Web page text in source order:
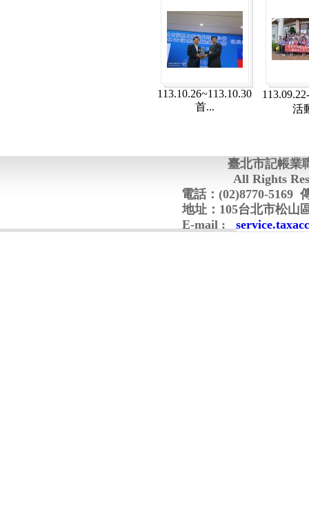
113.10.26~113.10.30
首...
活
臺北市記帳業
All Rights
電話：(02)8770-5169
地址：105台北市松山區
E-mail :